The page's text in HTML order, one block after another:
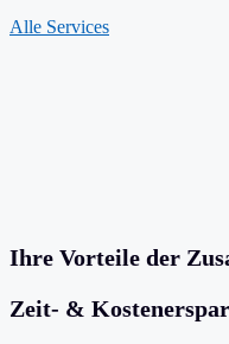
Alle Services
Ihre Vorteile der
Zeit- &